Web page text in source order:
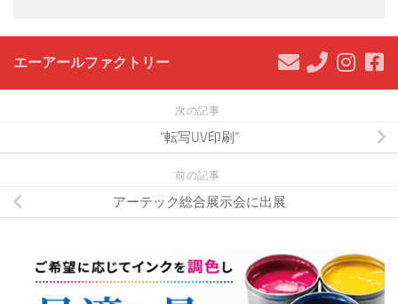
エーアールファクトリー
次の記事
“転写UV印刷”
前の記事
アーテック総合展示会に出展